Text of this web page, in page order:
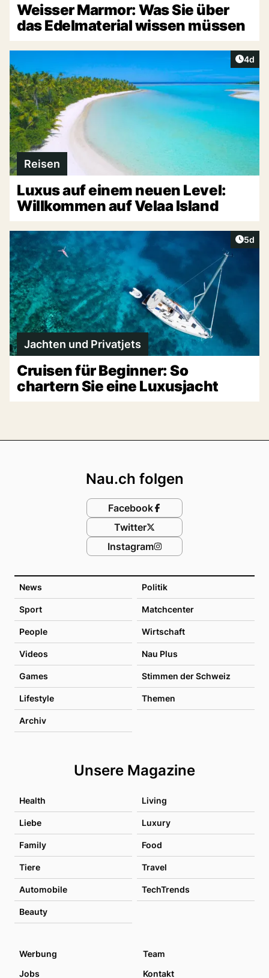
Weisser Marmor: Was Sie über
das Edelmaterial wissen müssen
4d
Reisen
Luxus auf einem neuen Level:
Willkommen auf Velaa Island
5d
Jachten und Privatjets
Cruisen für Beginner: So
chartern Sie eine Luxusjacht
News Politik
Sport Matchcenter
People Wirtschaft
Videos Nau Plus
Games Stimmen der Schweiz
Lifestyle Themen
Archiv
Unsere Magazine
Health Living
Liebe Luxury
Family Food
Tiere Travel
Automobile TechTrends
Beauty
Nau.ch folgen
Facebook
Twitter
Instagram
Werbung
Team
Jobs
Kontakt